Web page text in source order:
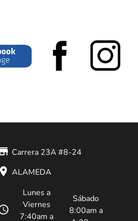
Carrera 23A #8-24
place ALAMEDA
Lunes a
Viernes
7:40am a
Sábado
8:00am a